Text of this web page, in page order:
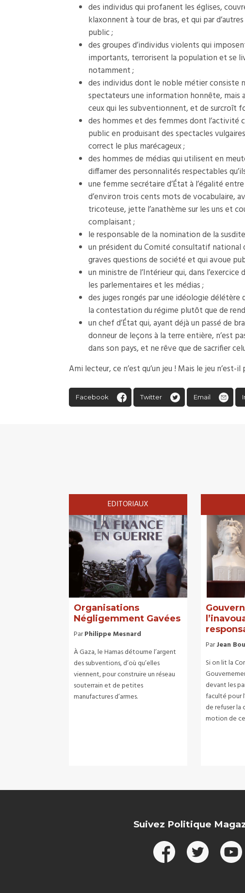
des individus qui profanent les églises,
klaxonnent à tour de bras, et qui par
public ;
des groupes d’individus violents qui
importants, terrorisent la population et se
notamment ;
des individus dont le noble métier consiste
spectateurs une information honnête,
ceux qui les subventionnent, et de surcroît
des hommes et des femmes dont l’activité
public en produisant des spectacles
correct le plus marécageux ;
des hommes de médias qui utilisent en
diffamer des personnalités respectables
une femme secrétaire d’État à l’égalité
d’environ trois cents mots de vocabulaire,
tricoteuse, jette l’anathème sur les uns et
complaisant ;
le responsable de la nomination de la
un président du Comité consultatif national
graves questions de société et qui avoue
un ministre de l’Intérieur qui, dans
les parlementaires et les médias ;
des juges rongés par une idéologie
la contestation du régime plutôt que de
un chef d’État qui, ayant déjà un passé de
donneur de leçons à la terre entière, n’est
dans son pays, et ne rêve que de sacrifier
Ami lecteur, ce n’est qu’un jeu ! Mais le jeu
Facebook Twitter Email
EDITORIAUX
Organisations
Négligemment Gavées
ParPhilippe Mesnard
À Gaza, le Hamas détourne l’argent
des subventions, d’où qu’elles
viennent, pour construire un réseau
souterrain et de petites
manufactures d’armes.
ParJean
Si on lit la
devant les
faculté pour
de refuser
motion de
Suivez Politique